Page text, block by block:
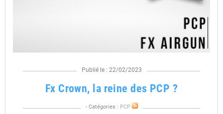
Publié le : 22/02/2023
Fx Crown, la reine des PCP ?
- Catégories : PCP